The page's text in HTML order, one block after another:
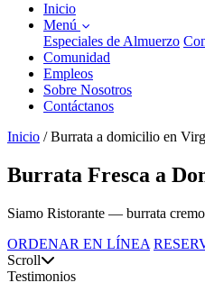
Inicio
Menú
Especiales de Almuerzo
Comunidad
Empleos
Sobre Nosotros
Contáctanos
Inicio / Burrata a domicilio en
Burrata Fresca a
Siamo Ristorante — burrata
ORDENAR EN LÍNEA
Scroll
Testimonios